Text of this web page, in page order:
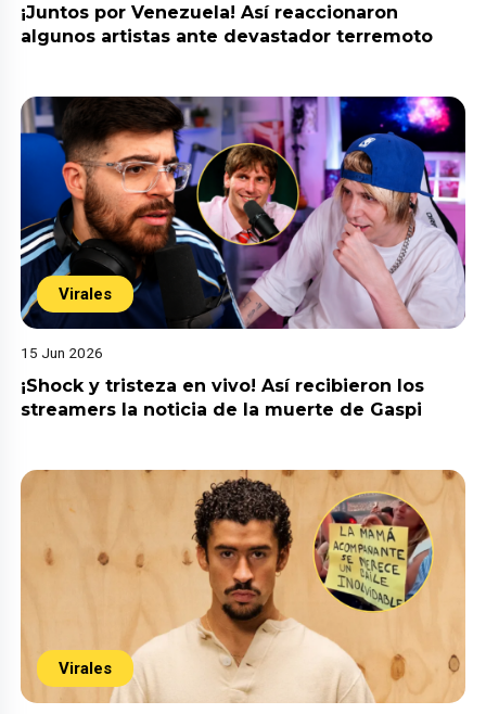
¡Juntos por Venezuela! Así reaccionaron
algunos artistas ante devastador terremoto
Virales
15 Jun 2026
¡Shock y tristeza en vivo! Así recibieron los
streamers la noticia de la muerte de Gaspi
Virales